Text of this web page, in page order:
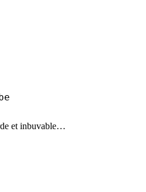
et inbuvable…